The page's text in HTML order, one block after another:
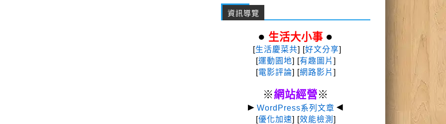
資訊導覽
● 生活大小事 ●
[生活慶菜共] [好文分享]
[運動園地] [有趣圖片 ]
[電影評論] [網路影片 ]
※網站經營※
► WordPress系列文章 ◄
[優化加速] [效能檢測 ]